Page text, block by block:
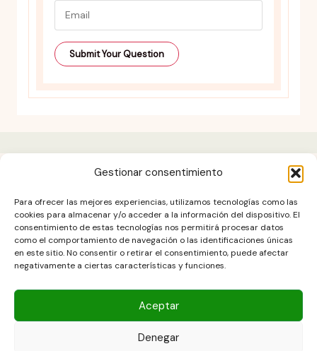
Gestionar consentimiento
Para ofrecer las mejores experiencias, utilizamos tecnologías como las
cookies para almacenar y/o acceder a la información del dispositivo. El
consentimiento de estas tecnologías nos permitirá procesar datos
como el comportamiento de navegación o las identificaciones únicas
en este sitio. No consentir o retirar el consentimiento, puede afectar
negativamente a ciertas características y funciones.
Aceptar
Denegar
Aviso legal
Contacto
DESCARGO DE RESPONSABILIDAD
Política de cookies (UE)
POLÍTICA DE PRIVACIDAD